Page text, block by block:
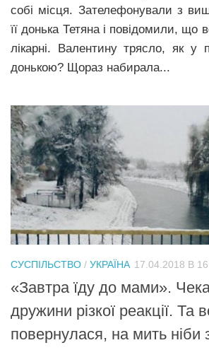
собі місця. Зателефонували з
її донька Тетяна і повідомили, що
лікарні. Валентину трясло, як у
донькою? Щораз набирала...
СУСПІЛЬСТВО / УКРАЇНА 17.04.2018 В
«Завтра їду до мами».
дружини різкої реакції. Та
повернулася, на мить ніби